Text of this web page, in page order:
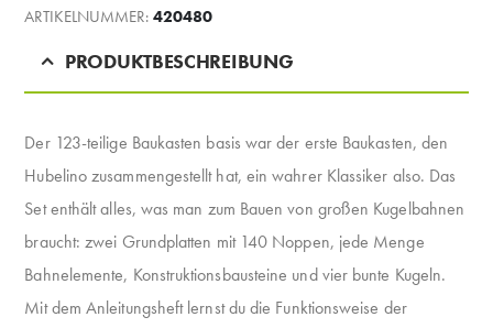
ARTIKELNUMMER:420480
PRODUKTBESCHREIBUNG
Der 123-teilige Baukasten basis war der erste Baukasten, den
Hubelino zusammengestellt hat, ein wahrer Klassiker also. Das
Set enthält alles, was man zum Bauen von großen Kugelbahnen
braucht: zwei Grundplatten mit 140 Noppen, jede Menge
Bahnelemente, Konstruktionsbausteine und vier bunte Kugeln.
Mit dem Anleitungsheft lernst du die Funktionsweise der